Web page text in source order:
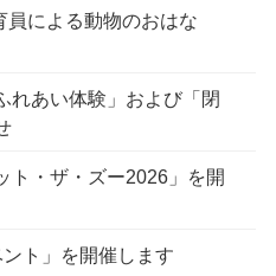
による動物のおはな
れあい体験」および「閉
ト・ザ・ズー2026」を開
ト」を開催します